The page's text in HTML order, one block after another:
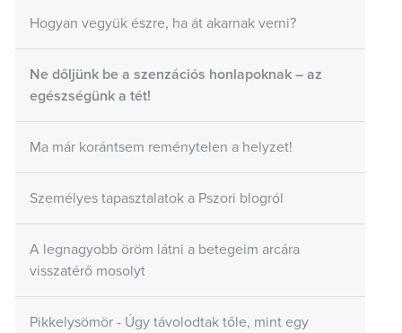
Hogyan vegyük észre, ha át akarnak verni?
Ne dőljünk be a szenzációs honlapoknak – az
egészségünk a tét!
Ma már korántsem reménytelen a helyzet!
Személyes tapasztalatok a Pszori blogról
A legnagyobb öröm látni a betegeim arcára
visszatérő mosolyt
Pikkelysömör - Úgy távolodtak tőle, mint egy